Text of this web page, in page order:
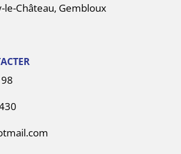
le-Château, Gembloux